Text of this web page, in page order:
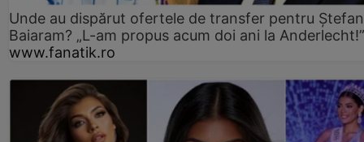
Unde au dispărut ofertele de transfer pentru Ștefan
Baiaram? „L-am propus acum doi ani la Anderlecht!”
www.fanatik.ro